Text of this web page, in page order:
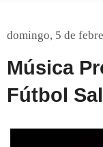
domingo, 5 de
Música
Fútbol